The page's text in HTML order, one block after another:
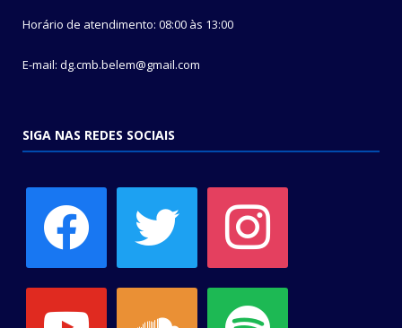
Horário de atendimento: 08:00 às 13:00
E-mail: dg.cmb.belem@gmail.com
SIGA NAS REDES SOCIAIS